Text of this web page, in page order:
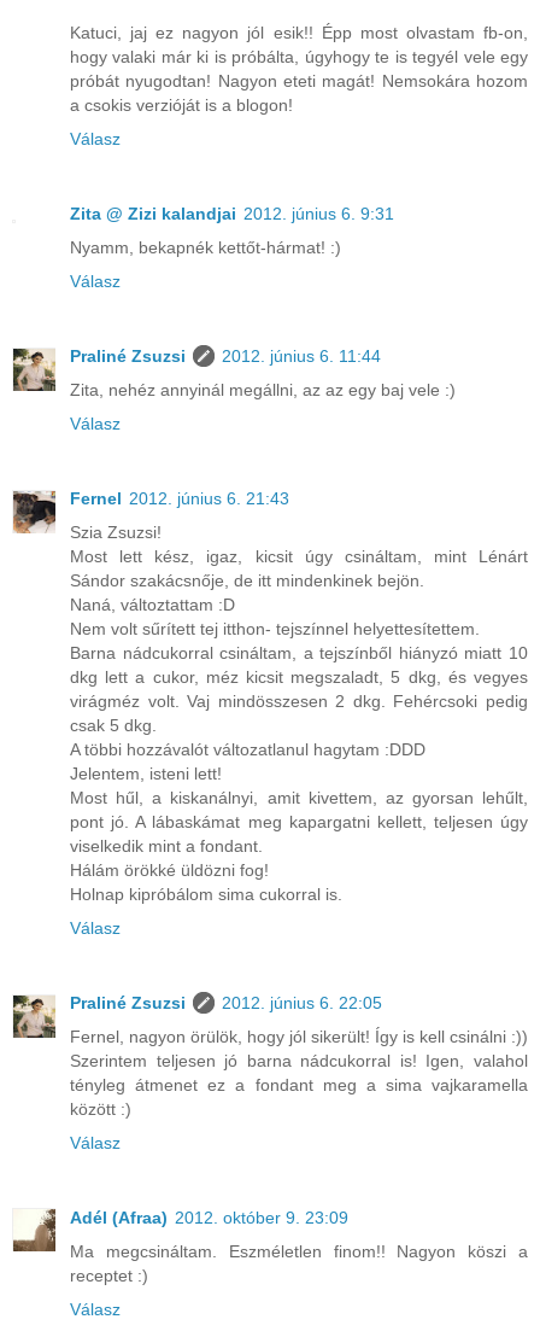
Katuci, jaj ez nagyon jól esik!! Épp most olvastam fb-on,
hogy valaki már ki is próbálta, úgyhogy te is tegyél vele egy
próbát nyugodtan! Nagyon eteti magát! Nemsokára hozom
a csokis verzióját is a blogon!
Válasz
Zita @ Zizi kalandjai 2012. június 6. 9:31
Nyamm, bekapnék kettőt-hármat! :)
Válasz
Praliné Zsuzsi
2012. június 6. 11:44
Zita, nehéz annyinál megállni, az az egy baj vele :)
Válasz
Fernel 2012. június 6. 21:43
Szia Zsuzsi!
Most lett kész, igaz, kicsit úgy csináltam, mint Lénárt
Sándor szakácsnője, de itt mindenkinek bejön.
Naná, változtattam :D
Nem volt sűrített tej itthon- tejszínnel helyettesítettem.
Barna nádcukorral csináltam, a tejszínből hiányzó miatt 10
dkg lett a cukor, méz kicsit megszaladt, 5 dkg, és vegyes
virágméz volt. Vaj mindösszesen 2 dkg. Fehércsoki pedig
csak 5 dkg.
A többi hozzávalót változatlanul hagytam :DDD
Jelentem, isteni lett!
Most hűl, a kiskanálnyi, amit kivettem, az gyorsan lehűlt,
pont jó. A lábaskámat meg kapargatni kellett, teljesen úgy
viselkedik mint a fondant.
Hálám örökké üldözni fog!
Holnap kipróbálom sima cukorral is.
Válasz
Praliné Zsuzsi
2012. június 6. 22:05
Fernel, nagyon örülök, hogy jól sikerült! Így is kell csinálni :))
Szerintem teljesen jó barna nádcukorral is! Igen, valahol
tényleg átmenet ez a fondant meg a sima vajkaramella
között :)
Válasz
Adél (Afraa) 2012. október 9. 23:09
Ma megcsináltam. Eszméletlen finom!! Nagyon köszi a
receptet :)
Válasz